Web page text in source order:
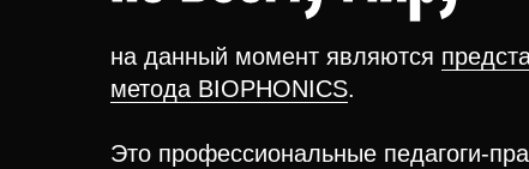
на данный момент являются
метода BIOPHONICS.
Это профессиональные педагоги-